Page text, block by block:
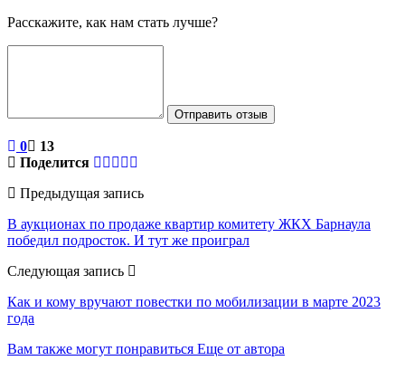
Расскажите, как нам стать лучше?
Отправить отзыв
0
13
Поделится
Предыдущая запись
В аукционах по продаже квартир комитету ЖКХ Барнаула
победил подросток. И тут же проиграл
Следующая запись
Как и кому вручают повестки по мобилизации в марте 2023
года
Вам также могут понравиться Еще от автора